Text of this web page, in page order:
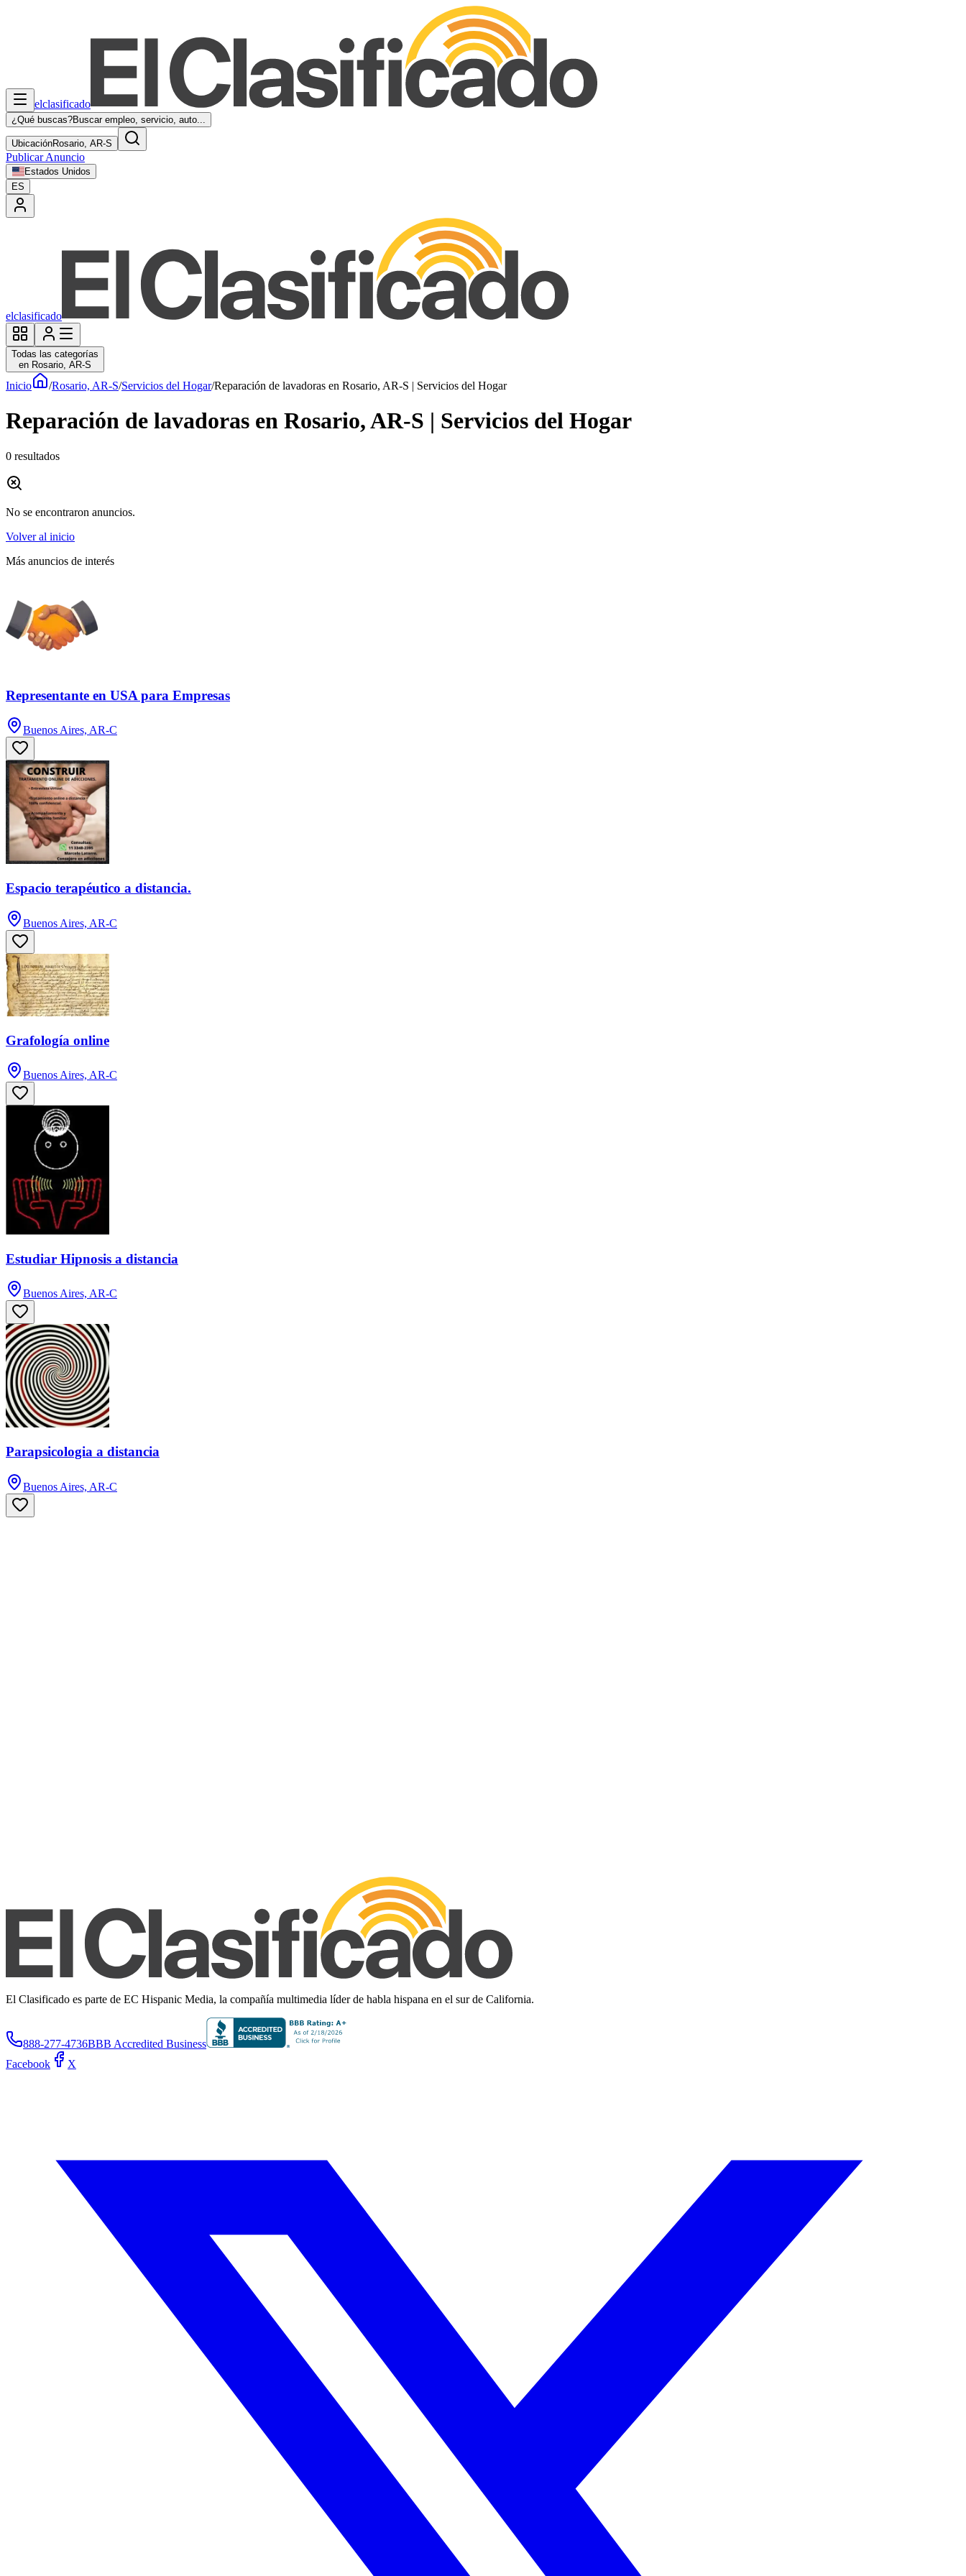
elclasificado
¿Qué buscas?Buscar empleo, servicio, auto...
UbicaciónRosario, AR-S
Publicar Anuncio
Estados Unidos
ES
elclasificado
Todas las categorías
en Rosario, AR-S
Inicio /Rosario, AR-S/Servicios del Hogar/Reparación de lavadoras en Rosario, AR-S | Servicios del Hogar
Reparación de lavadoras en Rosario, AR-S | Servicios del Hogar
0 resultados
No se encontraron anuncios.
Volver al inicio
Más anuncios de interés
Representante en USA para Empresas
Buenos Aires, AR-C
Espacio terapéutico a distancia.
Buenos Aires, AR-C
Grafología online
Buenos Aires, AR-C
Estudiar Hipnosis a distancia
Buenos Aires, AR-C
Parapsicologia a distancia
Buenos Aires, AR-C
El Clasificado es parte de EC Hispanic Media, la compañía multimedia líder de habla hispana en el sur de California.
888-277-4736BBB Accredited Business
Facebook
X